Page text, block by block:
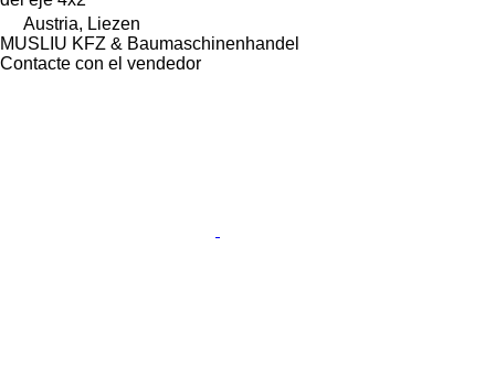
Austria, Liezen
MUSLIU KFZ & Baumaschinenhandel
Contacte con el vendedor